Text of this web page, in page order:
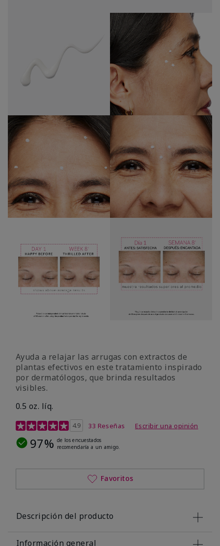
Ayuda a relajar las arrugas con extractos de
plantas efectivos en este tratamiento inspirado
por dermatólogos, que brinda resultados
visibles.
0.5 oz. líq.
Calificación de clientes de 4,9 de 5
4.9 33 Reseñas Escribir una opinión
97% de los encuestados
recomendaría a un amigo.
Favoritos
Descripción del producto
Información general